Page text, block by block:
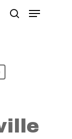
Menu